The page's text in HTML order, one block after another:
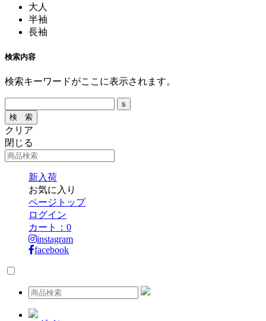
大人
半袖
長袖
検索内容
検索キーワードがここに表示されます。
クリア
閉じる
新入荷
お気に入り
ページトップ
ログイン
カート： 0
instagram
facebook